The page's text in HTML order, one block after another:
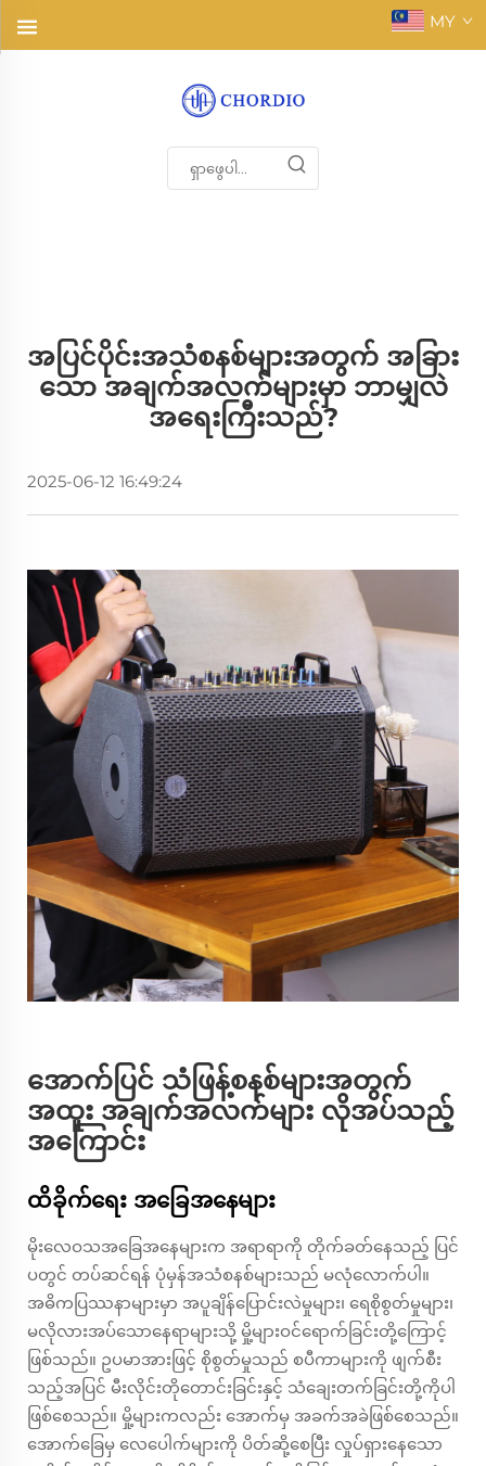
MY
အပြင်ပိုင်းအသံစနစ်များအတွက် အခြား
သော အချက်အလက်များမှာ ဘာမျှလဲ
အရေးကြီးသည်?
2025-06-12 16:49:24
အောက်ပြင် သံဖြန့်စနစ်များအတွက်
အထူး အချက်အလက်များ လိုအပ်သည့်
အကြောင်း
ထိခိုက်ရေး အခြေအနေများ
မိုးလေဝသအခြေအနေများက အရာရာကို တိုက်ခတ်နေသည့် ပြင်
ပတွင် တပ်ဆင်ရန် ပုံမှန်အသံစနစ်များသည် မလုံလောက်ပါ။
အဓိကပြဿနာများမှာ အပူချိန်ပြောင်းလဲမှုများ၊ ရေစိုစွတ်မှုများ၊
မလိုလားအပ်သောနေရာများသို့ မှို့များဝင်ရောက်ခြင်းတို့ကြောင့်
ဖြစ်သည်။ ဥပမာအားဖြင့် စိုစွတ်မှုသည် စပီကာများကို ဖျက်စီး
သည့်အပြင် မီးလိုင်းတိုတောင်းခြင်းနှင့် သံချေးတက်ခြင်းတို့ကိုပါ
ဖြစ်စေသည်။ မှို့များကလည်း အောက်မှ အခက်အခဲဖြစ်စေသည်။
အောက်ခြေမှ လေပေါက်များကို ပိတ်ဆို့စေပြီး လှုပ်ရှားနေသော